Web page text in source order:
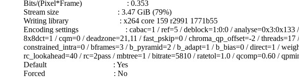
Bits/(Pixel*Frame) : 0.353
Stream size : 3.47 GiB (79%)
Writing library : x264 core 159 r2991 1771b55
Encoding settings : cabac=1 / ref=5 / deblock=1:0:0 / analyse=0x3:0x133 /
8x8dct=1 / cqm=0 / deadzone=21,11 / fast_pskip=0 / chroma_qp_offset=-2 /
constrained_intra=0 / bframes=3 / b_pyramid=2 / b_adapt=1 / b_bias=0 / direct=1 /
rc_lookahead=40 / rc=2pass / mbtree=1 / bitrate=5810 / ratetol=1.0 / qcomp=0.60 /
Default : Yes
Forced : No